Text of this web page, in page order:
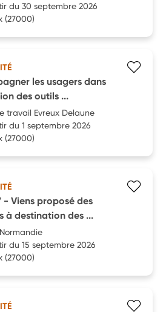
du 30 septembre 2026
(27000)
les usagers dans
des outils ...
travail Evreux Delaune
du 1 septembre 2026
(27000)
- Viens proposé des
à destination des ...
du 15 septembre 2026
(27000)